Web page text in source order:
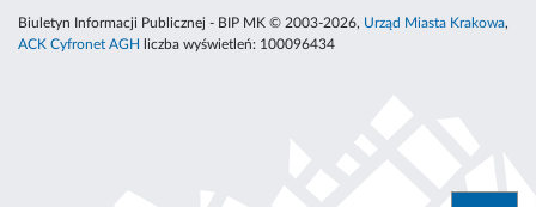
Biuletyn Informacji Publicznej - BIP MK © 2003-2026, Urząd Miasta Krakowa,
ACK Cyfronet AGH
liczba wyświetleń: 100096434